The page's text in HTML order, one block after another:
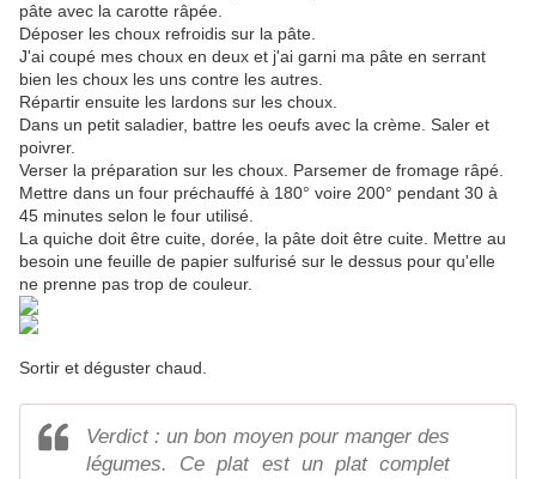
pâte avec la carotte râpée.
Déposer les choux refroidis sur la pâte.
J'ai coupé mes choux en deux et j'ai garni ma pâte en serrant
bien les choux les uns contre les autres.
Répartir ensuite les lardons sur les choux.
Dans un petit saladier, battre les oeufs avec la crème. Saler et
poivrer.
Verser la préparation sur les choux. Parsemer de fromage râpé.
Mettre dans un four préchauffé à 180° voire 200° pendant 30 à
45 minutes selon le four utilisé.
La quiche doit être cuite, dorée, la pâte doit être cuite. Mettre au
besoin une feuille de papier sulfurisé sur le dessus pour qu'elle
ne prenne pas trop de couleur.
Sortir et déguster chaud.
Verdict : un bon moyen pour manger des
légumes. Ce plat est un plat complet